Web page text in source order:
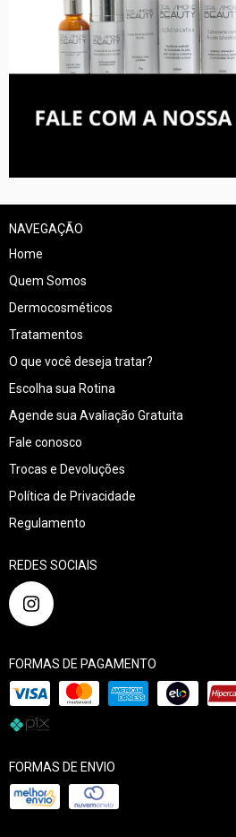
NAVEGAÇÃO
Home
Quem Somos
Dermocosméticos
Tratamentos
O que você deseja tratar?
Escolha sua Rotina
Agende sua Avaliação Gratuita
Fale conosco
Trocas e Devoluções
Política de Privacidade
Regulamento
REDES SOCIAIS
FORMAS DE PAGAMENTO
FORMAS DE ENVIO